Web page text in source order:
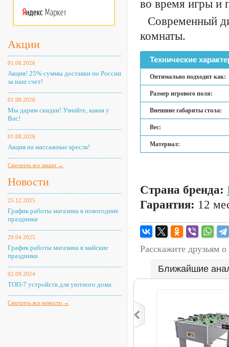
Акции
01.08.2026
Акция! 25% суммы доставки по России
за наш счет!
01.08.2026
Мы дарим скидки! Узнайте, какая у
Вас!
01.08.2026
Акция на массажные кресла!
Смотреть все акции →
Новости
25.12.2025
График работы магазина в новогодние
праздники
29.04.2025
График работы магазина в майские
праздники
02.09.2024
ТОП-7 устройств для уютного дома
Смотреть все новости →
во время игры и
Современный
комнаты.
Технические
Оптимально подходит как:
Размер игрового поля:
Внешние габариты стола:
Вес:
Материал:
Страна бренда:
Гарантия: 12
Расскажите друзьям
Ближайшие